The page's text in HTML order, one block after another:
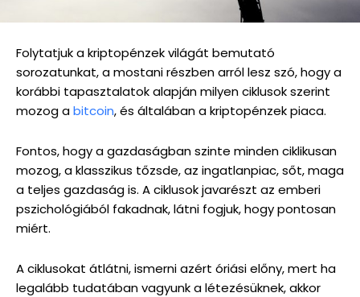
Folytatjuk a kriptopénzek világát bemutató
sorozatunkat, a mostani részben arról lesz szó, hogy a
korábbi tapasztalatok alapján milyen ciklusok szerint
mozog abitcoin, és általában a kriptopénzek piaca.
Fontos, hogy a gazdaságban szinte minden ciklikusan
mozog, a klasszikus tőzsde, az ingatlanpiac, sőt, maga
a teljes gazdaság is. A ciklusok javarészt az emberi
pszichológiából fakadnak, látni fogjuk, hogy pontosan
miért.
A ciklusokat átlátni, ismerni azért óriási előny, mert ha
legalább tudatában vagyunk a létezésüknek, akkor